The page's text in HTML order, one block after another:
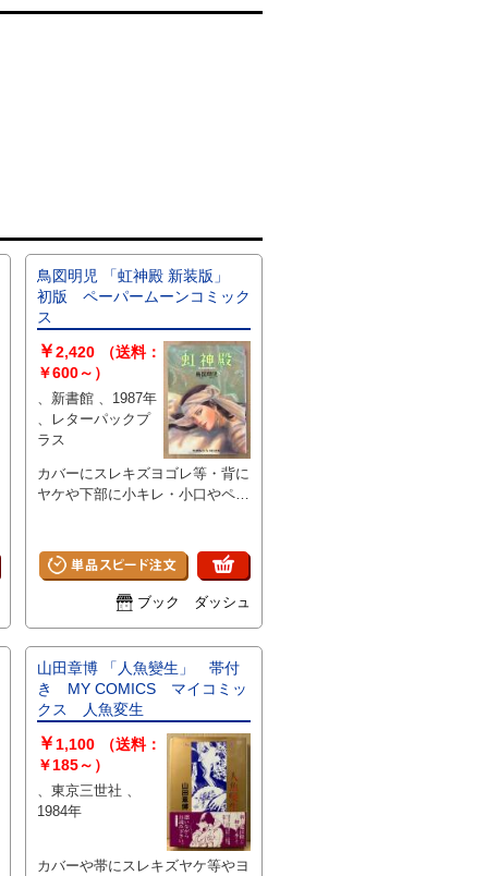
鳥図明児 「虹神殿 新装版」
初版 ペーパームーンコミック
ス
￥2,420
（送料：
￥600～）
、新書館 、1987年
、レターパックプ
ラス
カバーにスレキズヨゴレ等・背に
ヤケや下部に小キレ・小口やペー
は概ね良好です。 A
ブック ダッシュ
山田章博 「人魚變生」 帯付
き MY COMICS マイコミッ
クス 人魚変生
￥ 1,100
（送料：
￥185～）
、東京三世社 、
1984年
カバーや帯にスレキズヤケ等やヨ